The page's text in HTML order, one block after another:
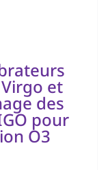
et
des
pour
O3